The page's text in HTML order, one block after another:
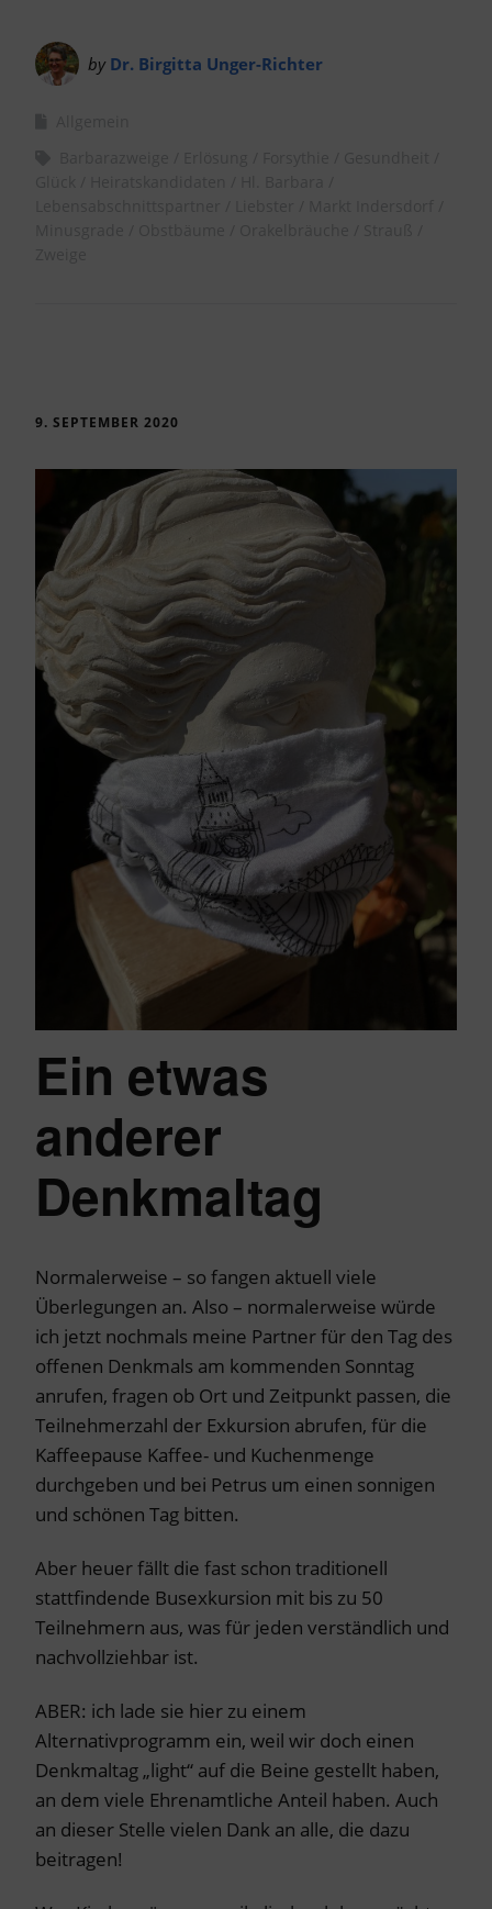
by Dr. Birgitta Unger-Richter
9. SEPTEMBER 2020
Ein etwas
anderer
Denkmaltag
Normalerweise – so fangen aktuell viele
Überlegungen an. Also – normalerweise würde
ich jetzt nochmals meine Partner für den Tag des
offenen Denkmals am kommenden Sonntag
anrufen, fragen ob Ort und Zeitpunkt passen, die
Teilnehmerzahl der Exkursion abrufen, für die
Kaffeepause Kaffee- und Kuchenmenge
durchgeben und bei Petrus um einen sonnigen
und schönen Tag bitten.
Aber heuer fällt die fast schon traditionell
stattfindende Busexkursion mit bis zu 50
Teilnehmern aus, was für jeden verständlich und
nachvollziehbar ist.
ABER: ich lade sie hier zu einem
Alternativprogramm ein, weil wir doch einen
Denkmaltag „light“ auf die Beine gestellt haben,
an dem viele Ehrenamtliche Anteil haben. Auch
an dieser Stelle vielen Dank an alle, die dazu
beitragen!